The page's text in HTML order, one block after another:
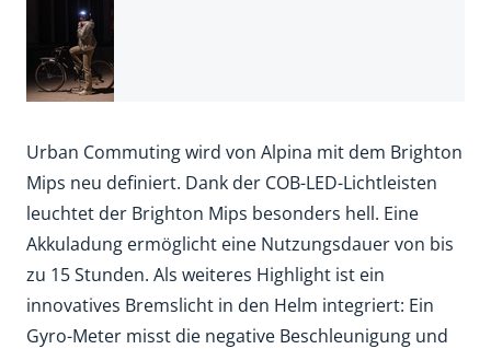
Urban Commuting wird von Alpina mit dem Brighton
Mips neu definiert. Dank der COB-LED-Lichtleisten
leuchtet der Brighton Mips besonders hell. Eine
Akkuladung ermöglicht eine Nutzungsdauer von bis
zu 15 Stunden. Als weiteres Highlight ist ein
innovatives Bremslicht in den Helm integriert: Ein
Gyro-Meter misst die negative Beschleunigung und